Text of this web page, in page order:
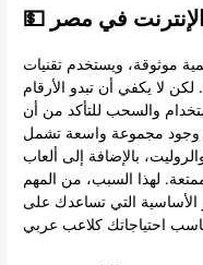
الإنترنت في مصر
موثوقة، ويستخدم تقنيات
لا يكفي أن تبدو الأرقام
والسحب للتأكد من أن
وجود مجموعة واسعة تشمل
بالإضافة إلى ألعاب
لهذا السبب، من المهم
التي تساعدك على
احتياجاتك كلاعب عربي